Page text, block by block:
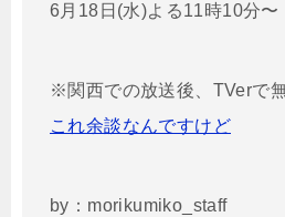
6月18日(水)よる11時10分〜
※関西での放送後、TVerで
これ余談なんですけど
by：morikumiko_staff